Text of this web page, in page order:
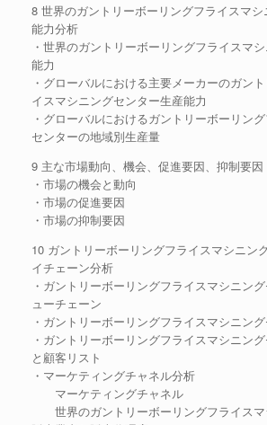
8 世界のガントリーボーリングフライスマ
能力分析
・世界のガントリーボーリングフライスマ
能力
・グローバルにおける主要メーカーのガン
イスマシニングセンター生産能力
・グローバルにおけるガントリーボーリン
センターの地域別生産量
9 主な市場動向、機会、促進要因、抑制要因
・市場の機会と動向
・市場の促進要因
・市場の抑制要因
10 ガントリーボーリングフライスマシニン
イチェーン分析
・ガントリーボーリングフライスマシニン
ューチェーン
・ガントリーボーリングフライスマシニン
・ガントリーボーリングフライスマシニン
と顧客リスト
・マーケティングチャネル分析
マーケティングチャネル
世界のガントリーボーリングフライスマ